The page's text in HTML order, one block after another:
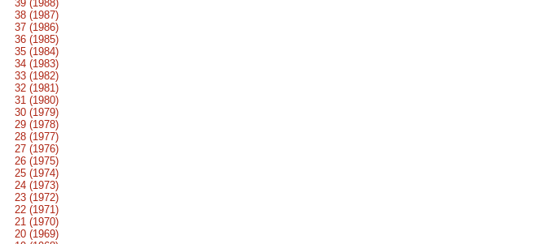
39 (1988)
38 (1987)
37 (1986)
36 (1985)
35 (1984)
34 (1983)
33 (1982)
32 (1981)
31 (1980)
30 (1979)
29 (1978)
28 (1977)
27 (1976)
26 (1975)
25 (1974)
24 (1973)
23 (1972)
22 (1971)
21 (1970)
20 (1969)